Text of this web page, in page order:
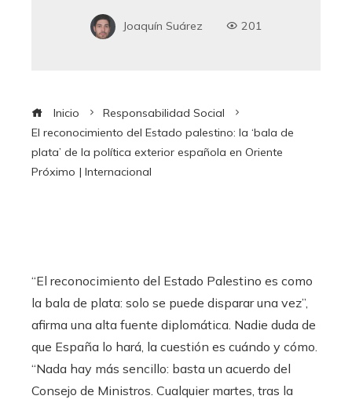
Joaquín Suárez 201
Inicio
Responsabilidad Social
El reconocimiento del Estado palestino: la ‘bala de
plata’ de la política exterior española en Oriente
Próximo | Internacional
“El reconocimiento del Estado Palestino es como
la bala de plata: solo se puede disparar una vez”,
afirma una alta fuente diplomática. Nadie duda de
que España lo hará, la cuestión es cuándo y cómo.
“Nada hay más sencillo: basta un acuerdo del
Consejo de Ministros. Cualquier martes, tras la